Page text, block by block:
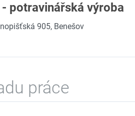
- potravinářská výroba
905, Benešov
práce